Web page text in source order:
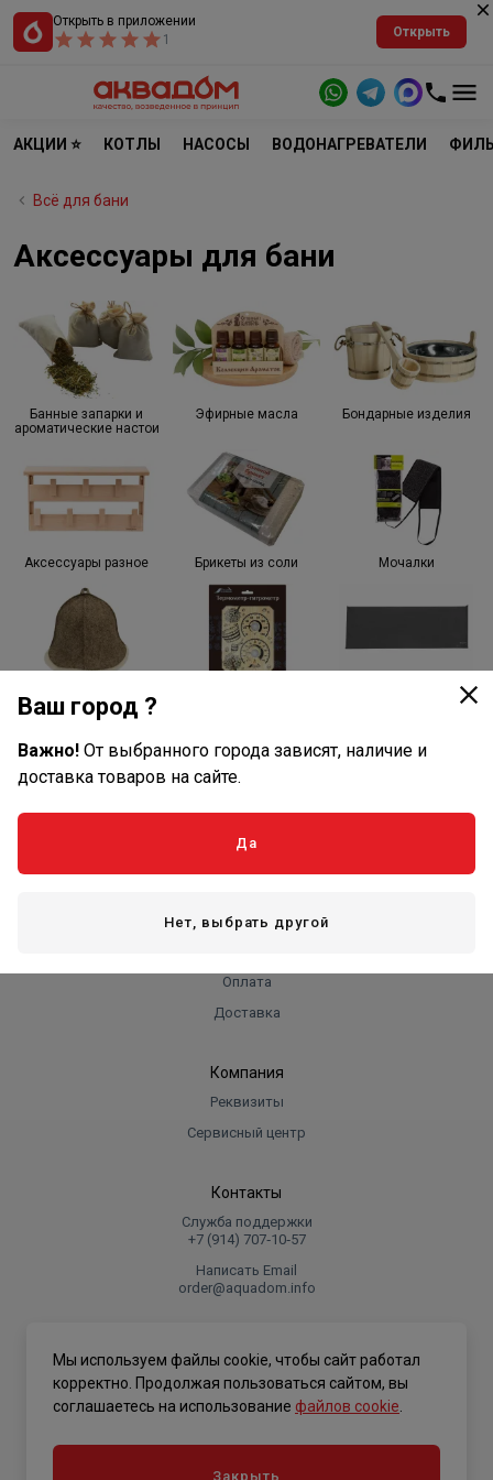
Открыть в приложении
1
Открыть
АКЦИИ ⭐ КОТЛЫ НАСОСЫ ВОДОНАГРЕВАТЕЛИ
Всё для бани
Аксессуары для бани
Банные запарки и
ароматические настои
Эфирные масла Бондарные изделия
Аксессуары разное Брикеты из соли Мочалки
Текстиль для бани
Оплата
Доставка
Компания
Реквизиты
Сервисный центр
Контакты
Служба поддержки
+7 (914) 707‑10‑57
Написать Email
order@aquadom.info
.
Ваш город ?
Важно! От выбранного города зависят, наличие и
доставка товаров на сайте.
Да
Нет, выбрать другой
Мы используем файлы cookie, чтобы сайт работал
корректно. Продолжая пользоваться сайтом, вы
соглашаетесь на использование файлов cookie
Закрыть